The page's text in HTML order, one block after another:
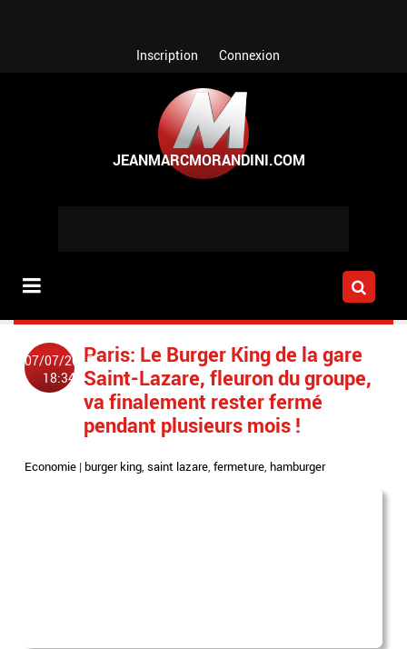
Inscription Connexion
07/07/2015
18:34
Paris: Le Burger King de la gare
Saint-Lazare, fleuron du groupe,
va finalement rester fermé
pendant plusieurs mois !
Economie |burger king,saint lazare,fermeture,hamburger